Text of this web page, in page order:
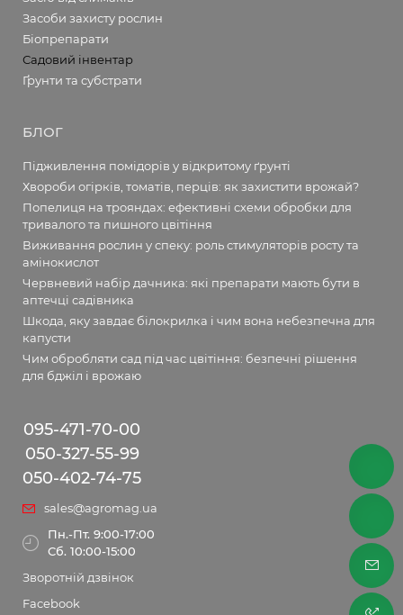
Засоби захисту рослин
Біопрепарати
Садовий інвентар
Ґрунти та субстрати
БЛОГ
Підживлення помідорів у відкритому ґрунті
Хвороби огірків, томатів, перців: як захистити врожай?
Попелиця на трояндах: ефективні схеми обробки для
тривалого та пишного цвітіння
Виживання рослин у спеку: роль стимуляторів росту та
амінокислот
Червневий набір дачника: які препарати мають бути в
аптечці садівника
Шкода, яку завдає білокрилка і чим вона небезпечна для
капусти
Чим обробляти сад під час цвітіння: безпечні рішення
для бджіл і врожаю
095-471-70-00
050-327-55-99
050-402-74-75
sales@agromag.ua
Пн.-Пт. 9:00-17:00
Сб. 10:00-15:00
Зворотній дзвінок
Facebook